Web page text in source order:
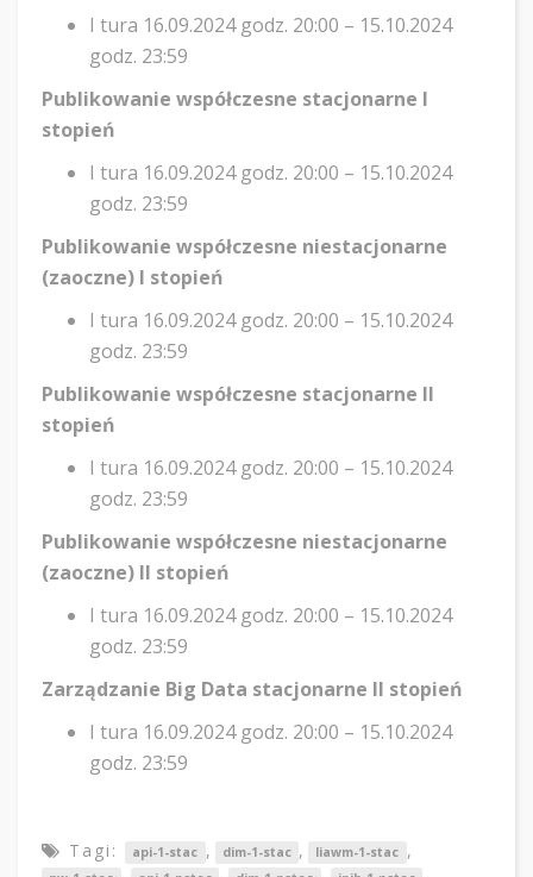
I tura 16.09.2024 godz. 20:00 – 15.10.2024
godz. 23:59
Publikowanie współczesne stacjonarne I
stopień
I tura 16.09.2024 godz. 20:00 – 15.10.2024
godz. 23:59
Publikowanie współczesne niestacjonarne
(zaoczne) I stopień
I tura 16.09.2024 godz. 20:00 – 15.10.2024
godz. 23:59
Publikowanie współczesne stacjonarne II
stopień
I tura 16.09.2024 godz. 20:00 – 15.10.2024
godz. 23:59
Publikowanie współczesne niestacjonarne
(zaoczne) II stopień
I tura 16.09.2024 godz. 20:00 – 15.10.2024
godz. 23:59
Zarządzanie Big Data stacjonarne II stopień
I tura 16.09.2024 godz. 20:00 – 15.10.2024
godz. 23:59
Tagi: api-1-stac , dim-1-stac , liawm-1-stac ,